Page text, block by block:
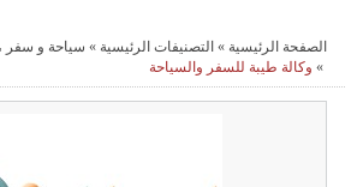
الصفحة الرئيسية » التصنيفات الرئيسية » سياحة و سفر
» وكالة طيبة للسفر والسياحة